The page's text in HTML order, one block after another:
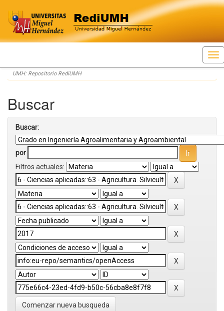
Skip
navigation
UMH: Repositorio RediUMH
Buscar
Buscar:
por
Filtros actuales:
Comenzar nueva busqueda